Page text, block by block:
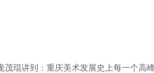
茂琨讲到：重庆美术发展史上每一个高